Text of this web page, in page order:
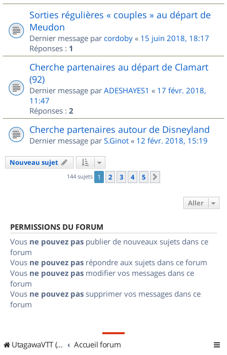
Sorties régulières « couples » au départ de
Meudon
Dernier message par cordoby « 15 juin 2018, 18:17
Réponses : 1
Cherche partenaires au départ de Clamart
(92)
Dernier message par ADESHAYES1 « 17 févr. 2018,
11:47
Réponses : 2
Cherche partenaires autour de Disneyland
Dernier message par S.Ginot « 12 févr. 2018, 15:19
Nouveau sujet
144 sujets 1 2 3 4 5
Aller
PERMISSIONS DU FORUM
Vous ne pouvez pas publier de nouveaux sujets dans ce
forum
Vous ne pouvez pas répondre aux sujets dans ce forum
Vous ne pouvez pas modifier vos messages dans ce
forum
Vous ne pouvez pas supprimer vos messages dans ce
forum
UtagawaVTT (Randos VTT et VTTAE avec traces GPS) Accueil forum